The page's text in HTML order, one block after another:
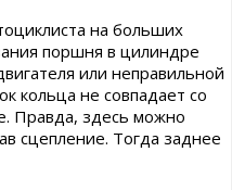
на больших
поршня в цилиндре
или неправильной
кольца не совпадает со
Правда, здесь можно
сцепление. Тогда заднее